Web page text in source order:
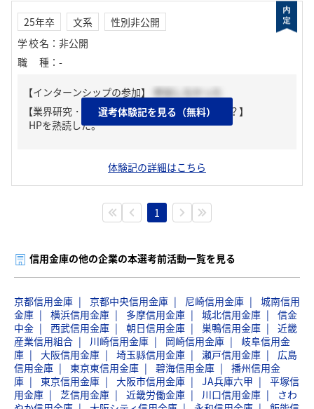
25年卒 文系
性別非公開
学校名 ： 非公開
職種 ： -
【インターンシップの参加】
参加しなかった
【業界研究・企業研究はどんな風にしましたか？】
HPを熟読した。
選考体験記を見る（無料）
体験記の詳細はこちら
1
信用金庫の他の企業の本選考前活動一覧を見る
京都信用金庫 京都中央信用金庫 尼崎信用金庫
城南信用
金庫
横浜信用金庫 多摩信用金庫 城北信用金庫
信金
中金
西武信用金庫 朝日信用金庫 巣鴨信用金庫
近畿
産業信用組合
川崎信用金庫 岡崎信用金庫
岐阜信用金
庫
大阪信用金庫 埼玉縣信用金庫 瀬戸信用金庫
広島
信用金庫
東京東信用金庫 碧海信用金庫
播州信用金
庫
東京信用金庫 大阪市信用金庫 JA兵庫六甲
平塚信
用金庫
芝信用金庫 近畿労働金庫 川口信用金庫
さわ